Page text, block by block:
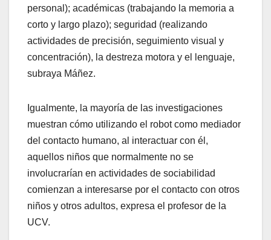
personal); académicas (trabajando la memoria a
corto y largo plazo); seguridad (realizando
actividades de precisión, seguimiento visual y
concentración), la destreza motora y el lenguaje,
subraya Máñez.
Igualmente, la mayoría de las investigaciones
muestran cómo utilizando el robot como mediador
del contacto humano, al interactuar con él,
aquellos niños que normalmente no se
involucrarían en actividades de sociabilidad
comienzan a interesarse por el contacto con otros
niños y otros adultos, expresa el profesor de la
UCV.